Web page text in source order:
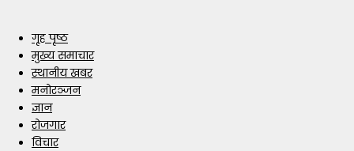
गृह पृष्ठ
मुख्य समाचार
स्थानीय खबर
मनोरञ्जन
ज्ञान
रोजगार
विचार